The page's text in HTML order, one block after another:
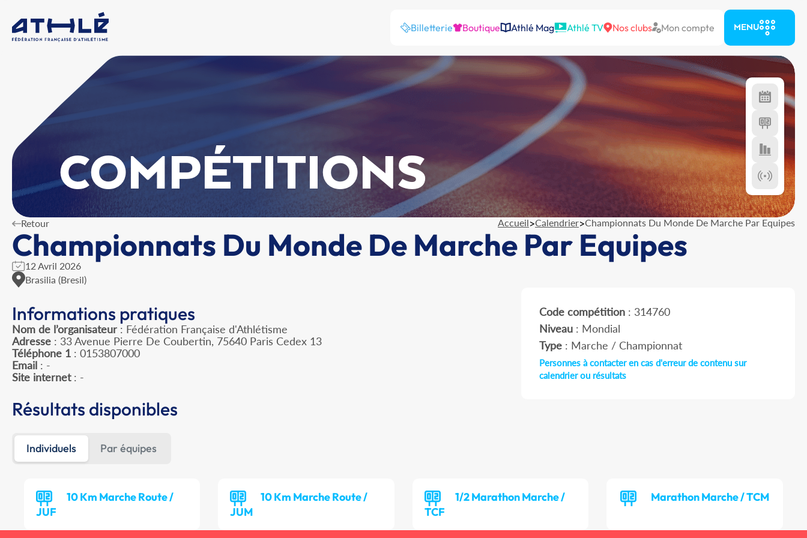
Billetterie Boutique Athlé Mag Athlé TV Nos clubs Mon compte MENU
COMPÉTITIONS
Retour Accueil>Calendrier>Championnats Du Monde De Marche Par Equipes
Championnats Du Monde De Marche Par Equipes
12 Avril 2026
Brasilia (Bresil)
Informations pratiques
Nom de l’organisateur : Fédération Française d'Athlétisme
Adresse : 33 Avenue Pierre De Coubertin, 75640 Paris Cedex 13
Téléphone 1 : 0153807000
Email : -
Site internet: -
Code compétition: 314760
Niveau: Mondial
Type: Marche / Championnat
Personnes à contacter en cas d'erreur de contenu sur
calendrier ou résultats
Résultats disponibles
Individuels Par équipes
10 Km Marche Route /
JUF
10 Km Marche Route /
JUM
1/2 Marathon Marche /
TCF
Marathon Marche / TCM